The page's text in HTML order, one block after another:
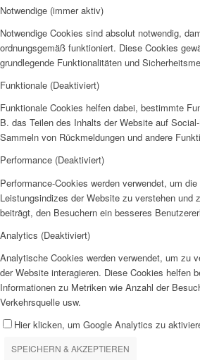
Notwendige (immer aktiv)
Notwendige Cookies sind absolut notwendig,
ordnungsgemäß funktioniert. Diese Cookies
grundlegende Funktionalitäten und
Funktionale (Deaktiviert)
Funktionale Cookies helfen dabei, bestimmte
B. das Teilen des Inhalts der Website auf
Sammeln von Rückmeldungen und andere
Performance (Deaktiviert)
Performance-Cookies werden verwendet, um
Leistungsindizes der Website zu verstehen und
beiträgt, den Besuchern ein besseres
Analytics (Deaktiviert)
Analytische Cookies werden verwendet, um zu
der Website interagieren. Diese Cookies helfen
Informationen zu Metriken wie Anzahl der
Verkehrsquelle usw.
Hier klicken, um Google Analytics zu
SPEICHERN & AKZEPTIEREN